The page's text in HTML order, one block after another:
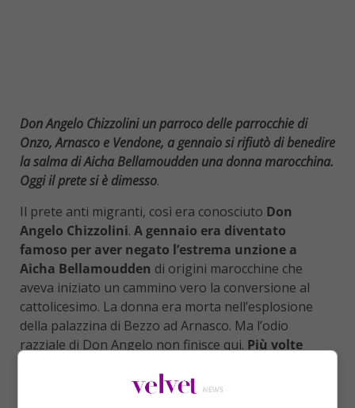
Don Angelo Chizzolini un parroco delle parrocchie di
Onzo, Arnasco e Vendone, a gennaio si rifiutò di benedire
la salma di Aicha Bellamoudden una donna marocchina.
Oggi il prete si è dimesso.
Il prete anti migranti, così era conosciuto Don
Angelo Chizzolini. A gennaio era diventato
famoso per aver negato l’estrema unzione a
Aicha Bellamoudden di origini marocchine che
aveva iniziato un cammino vero la conversione al
cattolicesimo. La donna era morta nell’esplosione
della palazzina di Bezzo ad Arnasco. Ma l’odio
razziale di Don Angelo non finisce qui. Più volte
piuttosto di parla ai profughi, come già tanti preti